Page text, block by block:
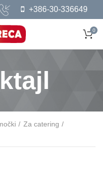
+386-30-336649
0
Za catering